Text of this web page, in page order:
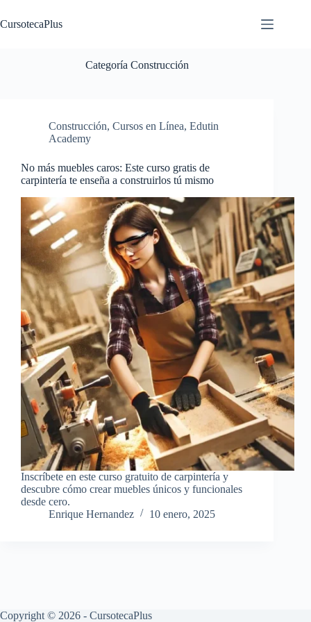
al
contenido
CursotecaPlus
Categoría Construcción
Construcción, Cursos en Línea, Edutin
Academy
No más muebles caros: Este curso gratis de
carpintería te enseña a construirlos tú mismo
Inscríbete en este curso gratuito de carpintería y
descubre cómo crear muebles únicos y funcionales
desde cero.
Enrique Hernandez
10 enero, 2025
Copyright © 2026 - CursotecaPlus